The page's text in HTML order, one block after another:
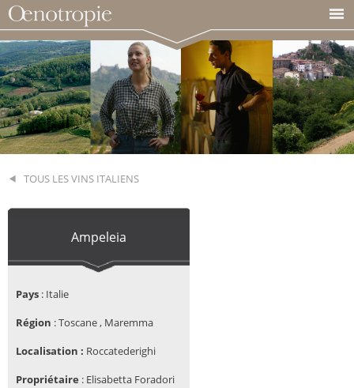
TOUS LES VINS ITALIENS
Ampeleia
Pays : Italie
Région :Toscane , Maremma
Localisation : Roccatederighi
Propriétaire : Elisabetta Foradori